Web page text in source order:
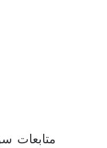
متابعات